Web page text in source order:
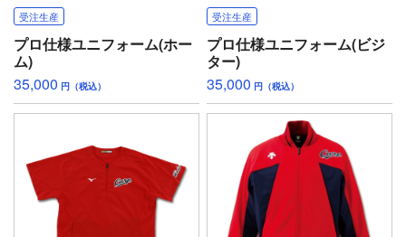
受注生産
プロ仕様ユニフォーム(ホー
ム)
35,000 円（税込）
受注生産
プロ仕様ユニフォーム(ビジ
ター)
35,000 円（税込）